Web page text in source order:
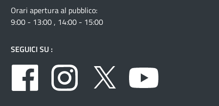
Orari apertura al pubblico:
9:00 - 13:00 , 14:00 - 15:00
SEGUICI SU :
Facebook
Instagram Twitter